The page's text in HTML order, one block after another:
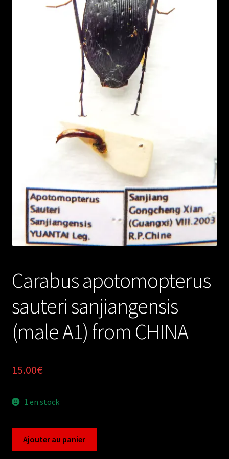
Carabus apotomopterus
sauteri sanjiangensis
(male A1) from CHINA
15.00€
1 en stock
Ajouter au panier